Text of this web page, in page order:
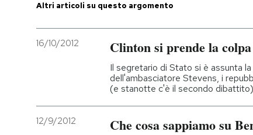
Altri articoli su questo argomento
16/10/2012 Clinton si prende la
Il segretario di Stato si è assunta
dell'ambasciatore Stevens, i
(e stanotte c'è il secondo dibattito)
12/9/2012 Che cosa sappiamo su